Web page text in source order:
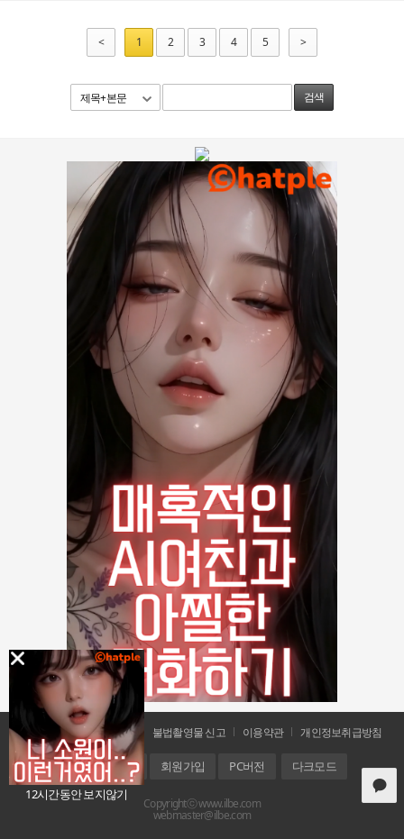
< 1 2 3 4 5 >
제목+본문 검색
공지사항 문의 및 신고 불법촬영물 신고 이용약관 개인정보취급방침
홈 로그인 회원가입 PC버전 다크모드
Copyrightⓒ www.ilbe.com
webmaster@ilbe.com
12시간동안 보지않기